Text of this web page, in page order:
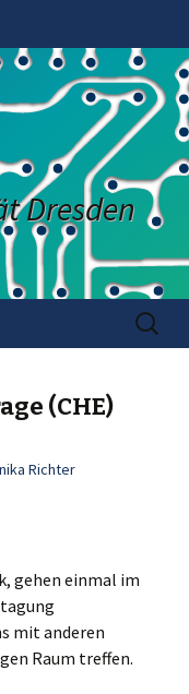
Dresden
Search
for:
(CHE)
Richter
gehen einmal im
mit anderen
Raum treffen.